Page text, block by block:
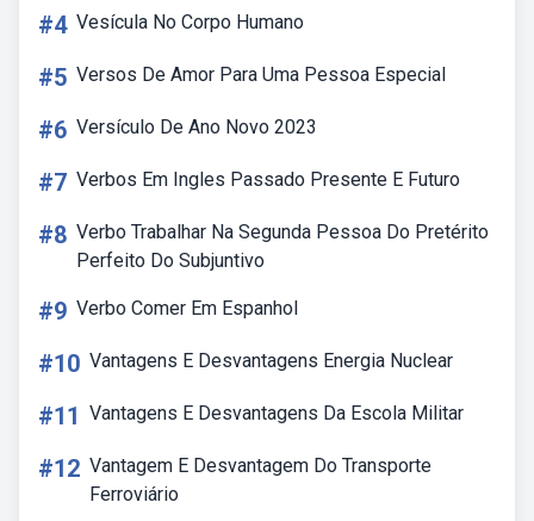
#4 Vesícula No Corpo Humano
#5 Versos De Amor Para Uma Pessoa Especial
#6 Versículo De Ano Novo 2023
#7 Verbos Em Ingles Passado Presente E Futuro
#8 Verbo Trabalhar Na Segunda Pessoa Do Pretérito
Perfeito Do Subjuntivo
#9 Verbo Comer Em Espanhol
#10 Vantagens E Desvantagens Energia Nuclear
#11 Vantagens E Desvantagens Da Escola Militar
#12 Vantagem E Desvantagem Do Transporte
Ferroviário